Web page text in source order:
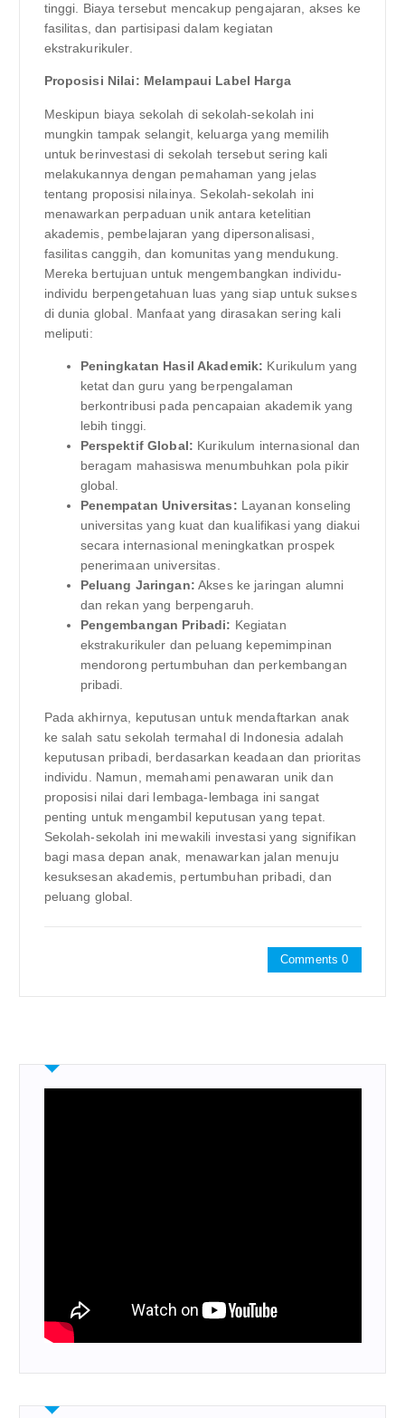
tinggi. Biaya tersebut mencakup pengajaran, akses ke
fasilitas, dan partisipasi dalam kegiatan
ekstrakurikuler.
Proposisi Nilai: Melampaui Label Harga
Meskipun biaya sekolah di sekolah-sekolah ini
mungkin tampak selangit, keluarga yang memilih
untuk berinvestasi di sekolah tersebut sering kali
melakukannya dengan pemahaman yang jelas
tentang proposisi nilainya. Sekolah-sekolah ini
menawarkan perpaduan unik antara ketelitian
akademis, pembelajaran yang dipersonalisasi,
fasilitas canggih, dan komunitas yang mendukung.
Mereka bertujuan untuk mengembangkan individu-
individu berpengetahuan luas yang siap untuk sukses
di dunia global. Manfaat yang dirasakan sering kali
meliputi:
Peningkatan Hasil Akademik: Kurikulum yang
ketat dan guru yang berpengalaman
berkontribusi pada pencapaian akademik yang
lebih tinggi.
Perspektif Global: Kurikulum internasional dan
beragam mahasiswa menumbuhkan pola pikir
global.
Penempatan Universitas: Layanan konseling
universitas yang kuat dan kualifikasi yang diakui
secara internasional meningkatkan prospek
penerimaan universitas.
Peluang Jaringan: Akses ke jaringan alumni
dan rekan yang berpengaruh.
Pengembangan Pribadi: Kegiatan
ekstrakurikuler dan peluang kepemimpinan
mendorong pertumbuhan dan perkembangan
pribadi.
Pada akhirnya, keputusan untuk mendaftarkan anak
ke salah satu sekolah termahal di Indonesia adalah
keputusan pribadi, berdasarkan keadaan dan prioritas
individu. Namun, memahami penawaran unik dan
proposisi nilai dari lembaga-lembaga ini sangat
penting untuk mengambil keputusan yang tepat.
Sekolah-sekolah ini mewakili investasi yang signifikan
bagi masa depan anak, menawarkan jalan menuju
kesuksesan akademis, pertumbuhan pribadi, dan
peluang global.
Comments 0